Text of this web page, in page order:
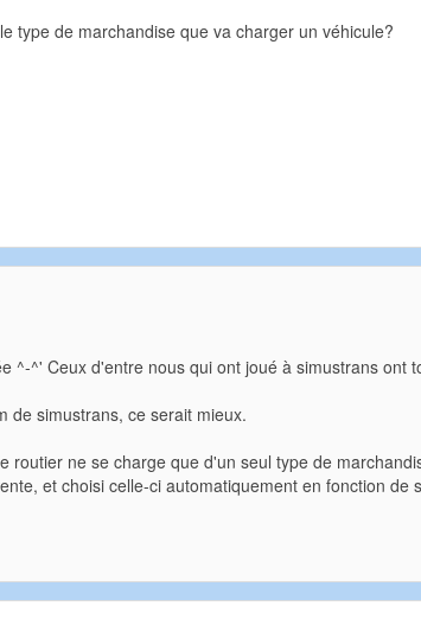
type de marchandise que va charger un véhicule?
^-^' Ceux d'entre nous qui ont joué à simustrans ont
de simustrans, ce serait mieux.
routier ne se charge que d'un seul type de
et choisi celle-ci automatiquement en fonction de